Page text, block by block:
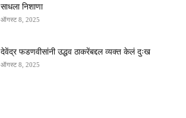
साधला निशाणा
ऑगस्ट 8, 2025
देवेंद्र फडणवीसांनी उद्धव ठाकरेंबद्दल व्यक्त केलं दुःख
ऑगस्ट 8, 2025